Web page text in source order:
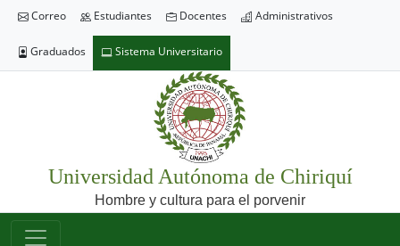
Correo Estudiantes Docentes Administrativos
Graduados Sistema Universitario
Universidad Autónoma de Chiriquí
Hombre y cultura para el porvenir